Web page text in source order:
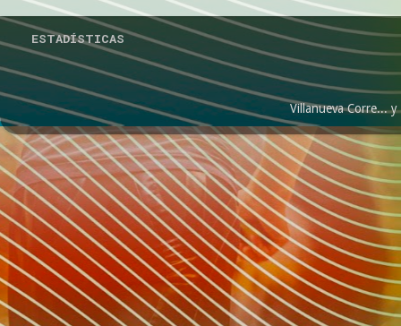
ESTADÍSTICAS
Villanueva Corre...